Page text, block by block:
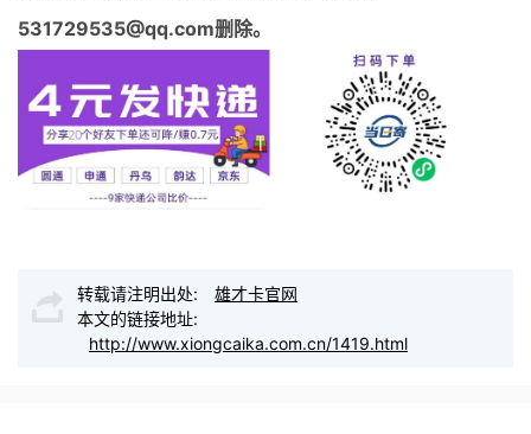
531729535@qq.com删除。
转载请注明出处:
雄才卡官网
本文的链接地址:
http://www.xiongcaika.com.cn/1419.html